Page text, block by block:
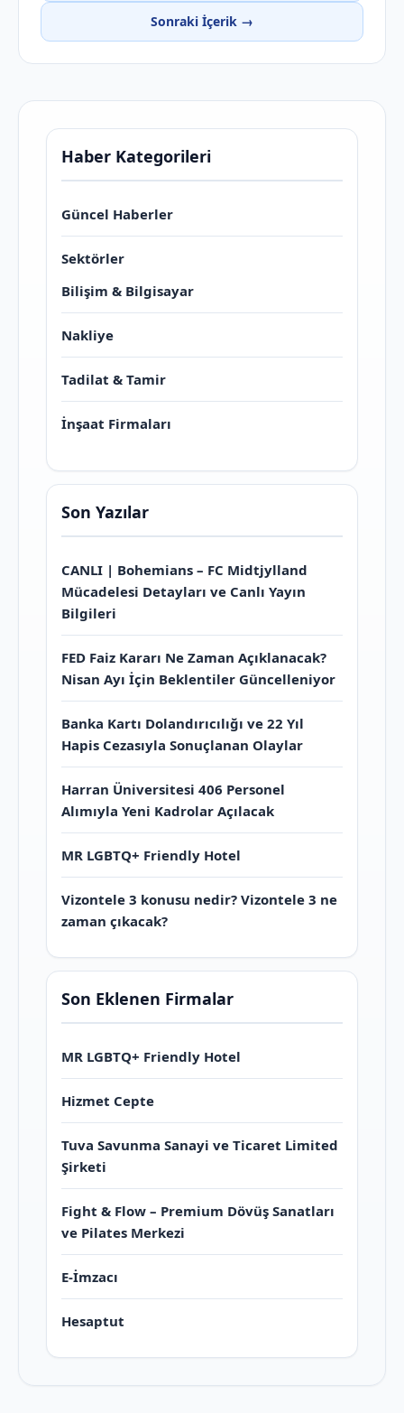
Sonraki İçerik →
Haber Kategorileri
Güncel Haberler
Sektörler
Bilişim & Bilgisayar
Nakliye
Tadilat & Tamir
İnşaat Firmaları
Son Yazılar
CANLI | Bohemians – FC Midtjylland
Mücadelesi Detayları ve Canlı Yayın
Bilgileri
FED Faiz Kararı Ne Zaman Açıklanacak?
Nisan Ayı İçin Beklentiler Güncelleniyor
Banka Kartı Dolandırıcılığı ve 22 Yıl
Hapis Cezasıyla Sonuçlanan Olaylar
Harran Üniversitesi 406 Personel
Alımıyla Yeni Kadrolar Açılacak
MR LGBTQ+ Friendly Hotel
Vizontele 3 konusu nedir? Vizontele 3 ne
zaman çıkacak?
Son Eklenen Firmalar
MR LGBTQ+ Friendly Hotel
Hizmet Cepte
Tuva Savunma Sanayi ve Ticaret Limited
Şirketi
Fight & Flow – Premium Dövüş Sanatları
ve Pilates Merkezi
E-İmzacı
Hesaptut